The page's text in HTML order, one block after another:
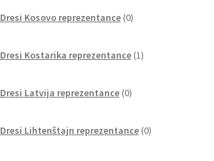
Dresi Kosovo reprezentance 0izdelkov
Dresi Kostarika reprezentance 1izdelek
Dresi Latvija reprezentance 0izdelkov
Dresi Lihtenštajn reprezentance 0izdelkov